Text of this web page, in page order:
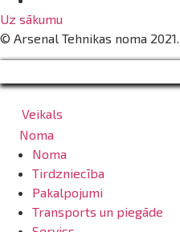
Uz sākumu
© Arsenal Tehnikas noma
Veikals
Noma
Noma
Tirdzniecība
Pakalpojumi
Transports un piegāde